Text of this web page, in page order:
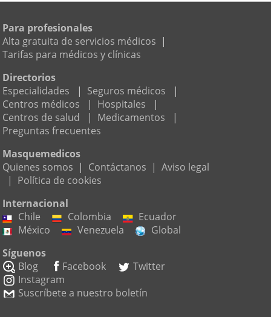
Para profesionales
Alta gratuita de servicios médicos |
Tarifas para médicos y clínicas
Directorios
Especialidades
| Seguros médicos
|
Centros médicos
| Hospitales
|
Centros de salud
| Medicamentos
|
Preguntas frecuentes
Masquemedicos
Quienes somos | Contáctanos | Aviso legal
| Política de cookies
Internacional
Chile
Colombia
Ecuador
México
Venezuela
Global
Síguenos
Blog
Facebook
Twitter
Instagram
Suscríbete a nuestro boletín